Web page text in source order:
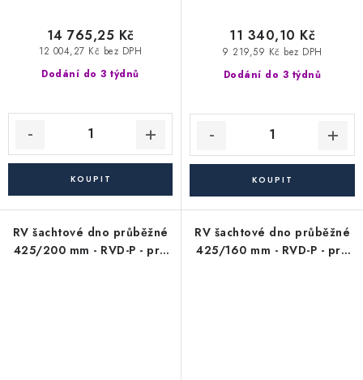
Dodání do 3 týdnů
12 004,27 Kč bez DPH
14 765,25 Kč
Dodání do 3 týdnů
9 219,59 Kč bez DPH
11 340,10 Kč
RV šachtové dno průběžné
425/200 mm - RVD-P - pro
RV šachtové dno průběžné
425/160 mm - RVD-P - pro